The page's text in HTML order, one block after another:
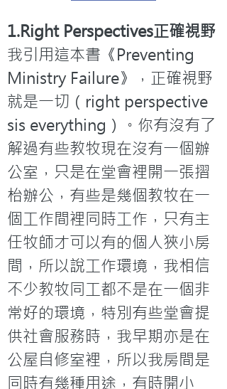
1.Right Perspectives正確視野
我引用這本書《Preventing
Ministry Failure》，正確視野
就是一切（right perspective
sis everything）。你有沒有了
解過有些教牧現在沒有一個辦
公室，只是在堂會裡開一張摺
枱辦公，有些是幾個教牧在一
個工作間裡同時工作，只有主
任牧師才可以有的個人狹小房
間，所以說工作環境，我相信
不少教牧同工都不是在一個非
常好的環境，特別有些堂會提
供社會服務時，我早期亦是在
公屋自修室裡，所以我房間是
同時有幾種用途，有時開小